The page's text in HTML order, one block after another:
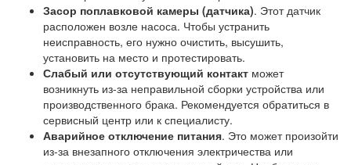
Засор поплавковой камеры (датчика). Этот датчик
расположен возле насоса. Чтобы устранить
неисправность, его нужно очистить, высушить,
установить на место и протестировать.
Слабый или отсутствующий контакт может
возникнуть из-за неправильной сборки устройства или
производственного брака. Рекомендуется обратиться в
сервисный центр или к специалисту.
Аварийное отключение питания. Это может произойти
из-за внезапного отключения электричества или